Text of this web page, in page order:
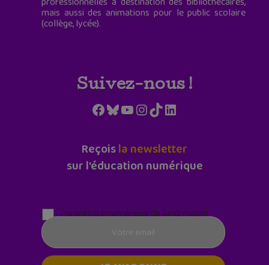
mais aussi des animations pour le public scolaire
(collège, lycée).
Suivez-nous !
Facebook
Bluesky
YouTube
Instagram
TikTokLinkedIn
Reçoisla newsletter
sur l'éducation numérique
Parentalité numérique (le lundi matin)